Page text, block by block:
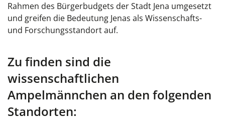
Rahmen des Bürgerbudgets der Stadt Jena umgesetzt
und greifen die Bedeutung Jenas als Wissenschafts-
und Forschungsstandort auf.
Zu finden sind die
wissenschaftlichen
Ampelmännchen an den folgenden
Standorten: